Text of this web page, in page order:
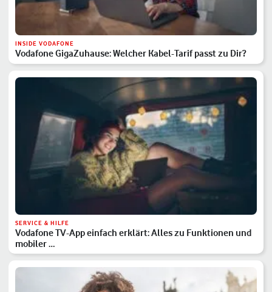
INSIDE VODAFONE
Vodafone GigaZuhause: Welcher Kabel-Tarif passt zu Dir?
SERVICE & HILFE
Vodafone TV-App einfach erklärt: Alles zu Funktionen und
mobiler …